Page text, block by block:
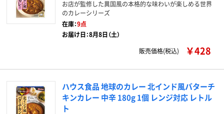
お店が監修した異国風の本格的な味わいが楽しめる世界
のカレーシリーズ
在庫：9点
お届け日：8月8日（土）
販売価格(税込)
￥428
ハウス食品 地球のカレー 北インド風バターチ
キンカレー 中辛 180g 1個 レンジ対応 レトル
ト